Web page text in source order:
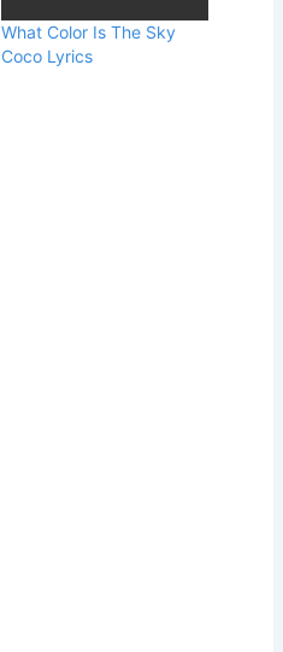
What Color Is The Sky
Coco Lyrics